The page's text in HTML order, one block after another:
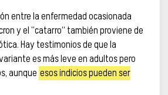
entre la enfermedad ocasionada
y el “catarro” también proviene de
Hay testimonios de que la
es más leve en adultos pero
aunque esos indicios pueden ser